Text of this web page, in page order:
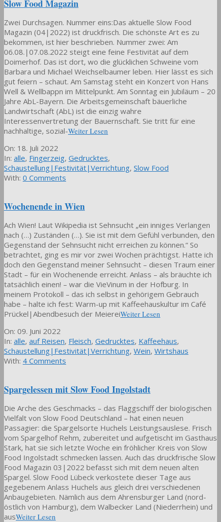
Slow Food Magazin
Zwei Durchsagen. Nummer eins:Das aktuelle Slow Food
Magazin (04|2022) ist druckfrisch. Die schönste Art es zu
bekommen, ist hier beschrieben. Nummer zwei: Am
06.08.|07.08.2022 steigt eine feine Festivität auf dem
Doimerhof. Das ist dort, wo die glücklichen Schweine vom
Barbara und Michael Weichselbaumer leben. Hier lässt es sich
gut feiern – schaut. Am Samstag steht ein Konzert von Hans
Well & Wellbappn im Mittelpunkt. Am Sonntag ein Jubiläum – 20
Jahre AbL-Bayern. Die Arbeitsgemeinschaft bäuerliche
Landwirtschaft (AbL) ist die einzig wahre
Interessenvertretung der Bauernschaft. Sie tritt für eine
nachhaltige, sozial-Weiter Lesen
2022-
07-
18
On: 18. Juli 2022
In: alle, Fingerzeig, Gedrucktes,
Schaustellung|Festivität|Verrichtung, Slow Food
With: 0 Comments
Wochenende in Wien
Ach Wien! Laut Wikipedia ist Sehnsucht „ein inniges Verlangen
nach (…) Zuständen (…). Sie ist mit dem Gefühl verbunden, den
Gegenstand der Sehnsucht nicht erreichen zu können.“ So
betrachtet, ging es mir vor zwei Wochen prächtigst. Hatte ich
doch den Gegenstand meiner Sehnsucht – diesen Traum einer
Stadt – für ein Wochenende erreicht. Anlass – als bräuchte ich
tatsächlich einen! – war die VieVinum in der Hofburg. In
meinem Protokoll – das ich selbst in gehörigem Gebrauch
habe – halte ich fest: Warm-up mit Kaffeehauskultur im Café
Prückel|Abendbesuch der MeiereiWeiter Lesen
2022-
06-
09
On: 09. Juni 2022
In: alle, auf Reisen, Fleisch, Gedrucktes, Kaffeehaus,
Schaustellung|Festivität|Verrichtung, Wein, Wirtshaus
With: 4 Comments
Spargelessen mit Slow Food Ingolstadt
Die Arche des Geschmacks – das Flaggschiff der biologischen
Vielfalt von Slow Food Deutschland – hat einen neuen
Passagier: die Spargelsorte Huchels Leistungsauslese. Frisch
vom Spargelhof Rehm, zubereitet und aufgetischt im Gasthaus
Stark, hat sie sich letzte Woche ein fröhlicher Kreis von Slow
Food Ingolstadt schmecken lassen. Auch das druckfrische Slow
Food Magazin 03|2022 befasst sich mit dem neuen alten
Spargel. Slow Food Lübeck verkostete dieser Tage aus
gegebenem Anlass Huchels aus gleich drei verschiedenen
Anbaugebieten. Nämlich aus dem Ahrensburger Land (nord-
östlich von Hamburg), dem Walbecker Land (Niederrhein) und
ausWeiter Lesen